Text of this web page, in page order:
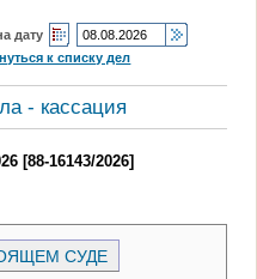
дату
к списку дел
- кассация
[88-16143/2026]
СУДЕ